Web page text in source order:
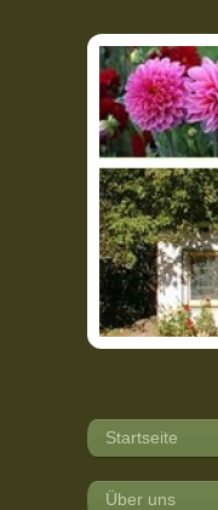
Startseite
Über uns